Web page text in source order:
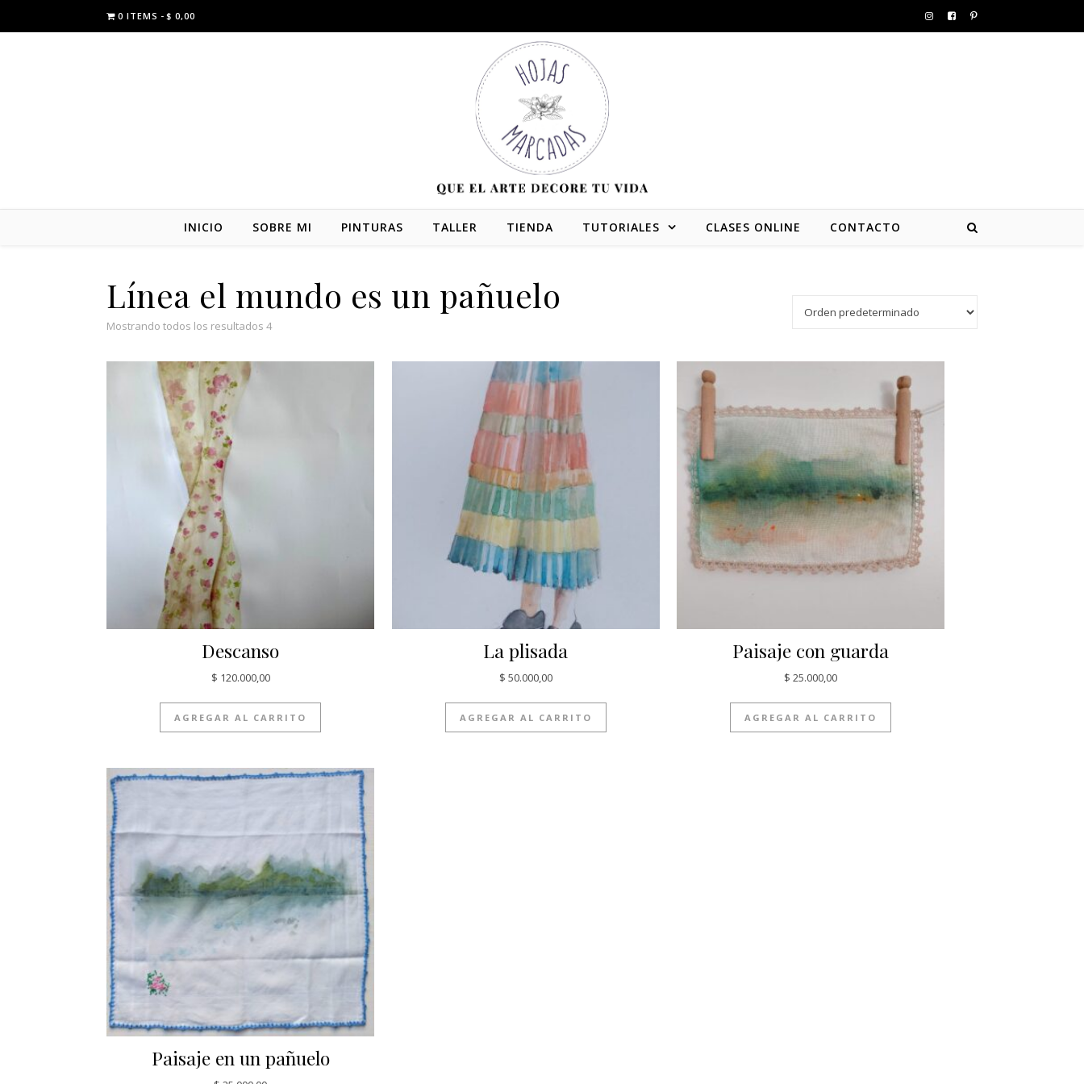
0 ITEMS $ 0,00
INICIO SOBRE MI PINTURAS TALLER TIENDA TUTORIALES CLASES ONLINE CONTACTO
Línea el mundo es un pañuelo
Mostrando todos los resultados 4
Descanso
$ 120.000,00
AGREGAR AL CARRITO
La plisada
$ 50.000,00
AGREGAR AL CARRITO
Paisaje con guarda
$ 25.000,00
AGREGAR AL CARRITO
Paisaje en un pañuelo